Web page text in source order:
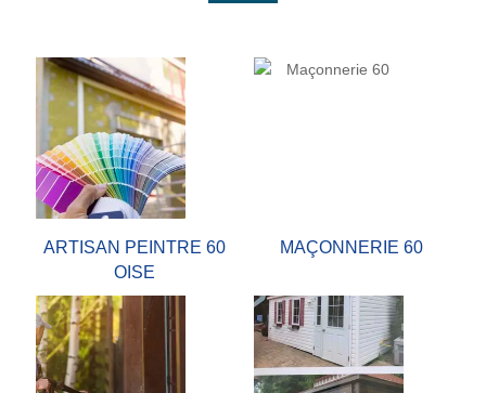
ARTISAN PEINTRE 60
OISE
MAÇONNERIE 60